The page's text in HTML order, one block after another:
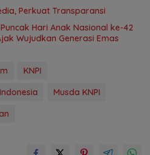
Perkuat Transparansi
Hari Anak Nasional ke-42
Wujudkan Generasi Emas
KNPI
Musda KNPI